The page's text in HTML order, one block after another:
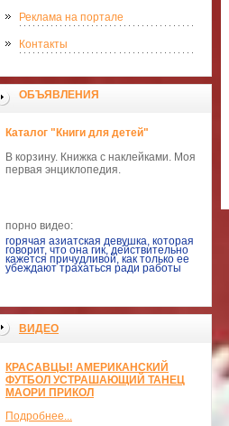
Реклама на портале
Контакты
ОБЪЯВЛЕНИЯ
Каталог "Книги для детей"
В корзину. Книжка с наклейками. Моя
первая энциклопедия.
порно видео:
горячая азиатская девушка, которая
говорит, что она гик, действительно
кажется причудливой, как только ее
убеждают трахаться ради работы
ВИДЕО
КРАСАВЦЫ! АМЕРИКАНСКИЙ
ФУТБОЛ УСТРАШАЮЩИЙ ТАНЕЦ
МАОРИ ПРИКОЛ
Подробнее...